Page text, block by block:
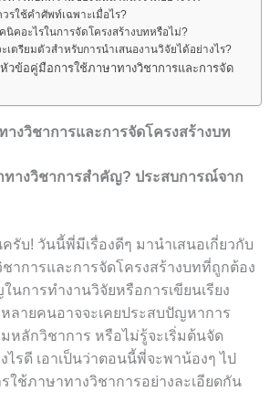
รใช้คำศัพท์เฉพาะเมื่อไร?
นิคอะไรในการจัดโครงสร้างบทหรือไม่?
เตรียมตัวสำหรับการนำเสนองานวิจัยได้อย่างไร?
วข้อคู่มือการใช้ภาษาทางวิชาการและการจัด
งวิชาการและการจัดโครงสร้างบท
ทางวิชาการสำคัญ? ประสบการณ์จาก
รับ! วันนี้พี่มีเรื่องดีๆ มานำเสนอเกี่ยวกับ
าการและการจัดโครงสร้างบทที่ถูกต้อง
นการทำงานวิจัยหรือการเขียนเรียง
ลายคนอาจจะเคยประสบปัญหาการ
หลักวิชาการ หรือไม่รู้จะเริ่มต้นจัด
ไรดี เอาเป็นว่าตอนนี้พี่จะพาน้องๆ ไป
ใช้ภาษาทางวิชาการอย่างละเอียดกัน